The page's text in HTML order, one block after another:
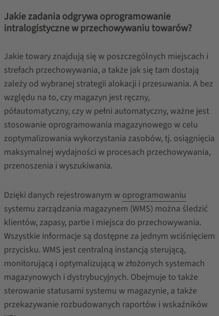
Jakie zadania odgrywa oprogramowanie
intralogistyczne w przechowywaniu towarów?
Jakie towary znajdują się w poszczególnych miejscach i
strefach przechowywania, a także jak się tam dostają
zależy od wybranej strategii alokacji i przesuwania. A bez
względu na to, czy magazyn jest ręczny,
półautomatyczny, czy w pełni automatyczny, ważne jest
stosowanie oprogramowania magazynowego w celu
zoptymalizowania wykorzystania zasobów, tj. osiągnięcia
maksymalnej wydajności w procesach przechowywania,
przenoszenia i wyszukiwania.
Dzięki danych rejestrowanym w oprogramowaniu
systemu zarządzania magazynem (WMS) można śledzić
klientów, zapasy, partie i miejsca do przechowywania.
Wszystkie informacje są dostępne za jednym wciśnięciem
przycisku. WMS jest centralną instancją sterującą,
monitorującą i optymalizującą w złożonych systemach
magazynowych i dystrybucyjnych. Obejmuje to także
sterowanie statusami systemu w magazynie, a także
przekazywanie rozbudowanych raportów i wskaźników